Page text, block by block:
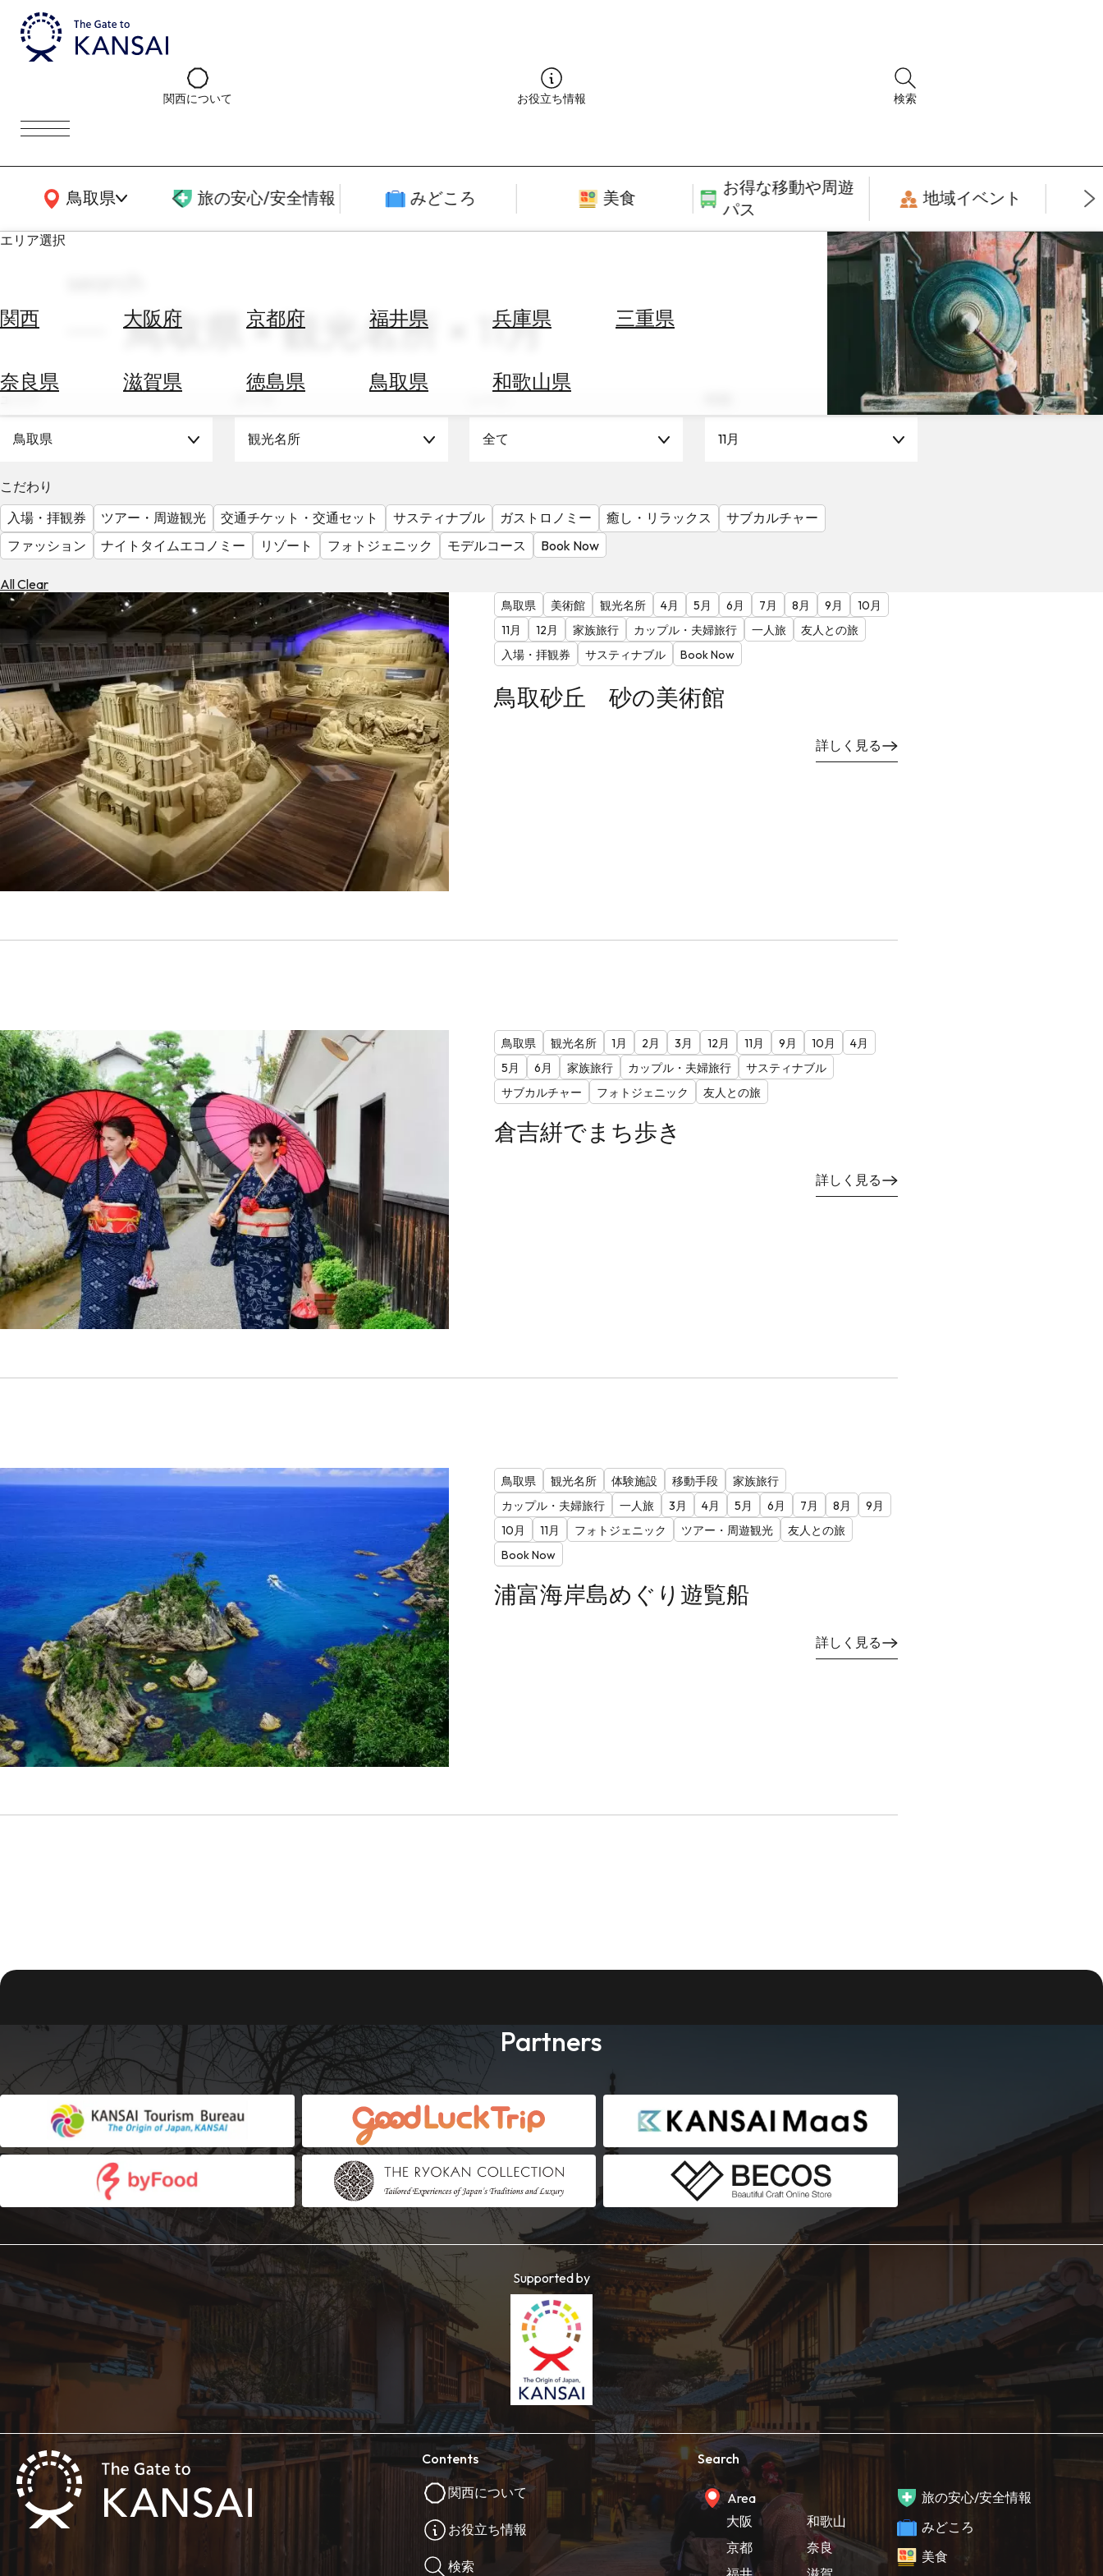
関西について お役立ち情報 検索
鳥取県
関西広域MAP 旅の安心/安全情報 みどころ 美食
お得な移動や周遊
パス
地域イベント
エリア選択
関西 大阪府 京都府 福井県 兵庫県 三重県
奈良県 滋賀県 徳島県 鳥取県 和歌山県
ホ
す
替
を
調
べ
天
を
見
る
鳥取県 × 観光名所 × 11月
鳥取県 観光名所 全て 11月
こだわり
入場・拝観券
ツアー・周遊観光 交通チケット・交通セット サスティナブル ガストロノミー 癒し・リラックス
サブカルチャー
ファッション
ナイトタイムエコノミー リゾート フォトジェニック モデルコース Book Now
All Clear
鳥取県 美術館 観光名所 4月 5月 6月 7月 8月 9月
10月
11月
12月 家族旅行 カップル・夫婦旅行 一人旅
友人との旅
入場・拝観券
サスティナブル Book Now
鳥取砂丘 砂の美術館
詳しく見る
鳥取県 観光名所 1月 2月 3月 12月 11月 9月 10月
4月
5月
6月 家族旅行 カップル・夫婦旅行
サスティナブル
サブカルチャー
フォトジェニック 友人との旅
倉吉絣でまち歩き
詳しく見る
鳥取県 観光名所 体験施設 移動手段
家族旅行
カップル・夫婦旅行
一人旅 3月 4月 5月 6月 7月 8月
9月
10月
11月 フォトジェニック ツアー・周遊観光
友人との旅
Book Now
浦富海岸島めぐり遊覧船
詳しく見る
Partners
Supported by
Contents
関西について
お役立ち情報
検索
Search
Area
大阪
京都
和歌山
奈良
旅の安心/安全情報
みどころ
美食